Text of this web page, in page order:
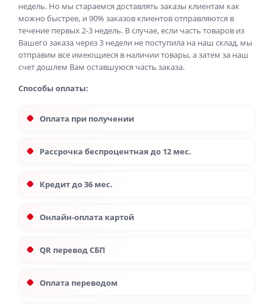
недель. Но мы стараемся доставлять заказы клиентам как
можно быстрее, и 90% заказов клиентов отправляются в
течение первых 2-3 недель. В случае, если часть товаров из
Вашего заказа через 3 недели не поступила на наш склад, мы
отправим все имеющиеся в наличии товары, а затем за наш
счет дошлем Вам оставшуюся часть заказа.
Способы оплаты:
Оплата при получении
Рассрочка беспроцентная до 12 мес.
Кредит до 36 мес.
Онлайн-оплата картой
QR перевод СБП
Оплата переводом